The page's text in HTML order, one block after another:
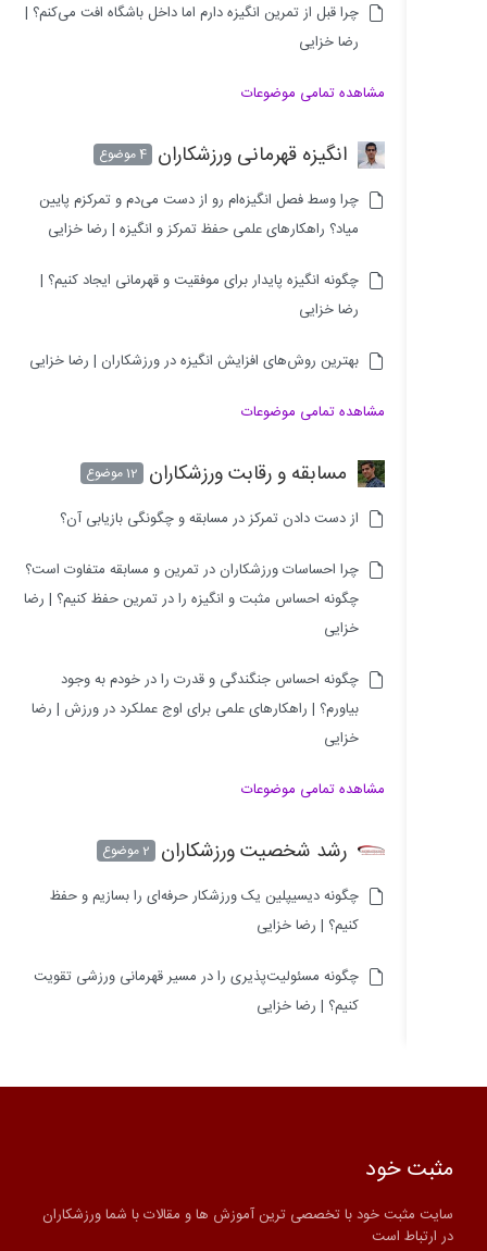
چرا قبل از تمرین انگیزه دارم اما داخل باشگاه افت می‌کنم؟ |
رضا خزایی
مشاهده تمامی موضوعات
انگیزه قهرمانی ورزشکاران 4 موضوع
چرا وسط فصل انگیزه‌ام رو از دست می‌دم و تمرکزم پایین
میاد؟ راهکارهای علمی حفظ تمرکز و انگیزه | رضا خزایی
چگونه انگیزه پایدار برای موفقیت و قهرمانی ایجاد کنیم؟ |
رضا خزایی
بهترین روش‌های افزایش انگیزه در ورزشکاران | رضا خزایی
مشاهده تمامی موضوعات
مسابقه و رقابت ورزشکاران 12 موضوع
از دست دادن تمرکز در مسابقه و چگونگی بازیابی آن؟
چرا احساسات ورزشکاران در تمرین و مسابقه متفاوت است؟
چگونه احساس مثبت و انگیزه را در تمرین حفظ کنیم؟ | رضا
خزایی
چگونه احساس جنگندگی و قدرت را در خودم به وجود
بیاورم؟ | راهکارهای علمی برای اوج عملکرد در ورزش | رضا
خزایی
مشاهده تمامی موضوعات
رشد شخصیت ورزشکاران 2 موضوع
چگونه دیسیپلین یک ورزشکار حرفه‌ای را بسازیم و حفظ
کنیم؟ | رضا خزایی
چگونه مسئولیت‌پذیری را در مسیر قهرمانی ورزشی تقویت
کنیم؟ | رضا خزایی
مثبت خود
سایت مثبت خود با تخصصی ترین آموزش ها و مقالات با شما ورزشکاران
در ارتباط است